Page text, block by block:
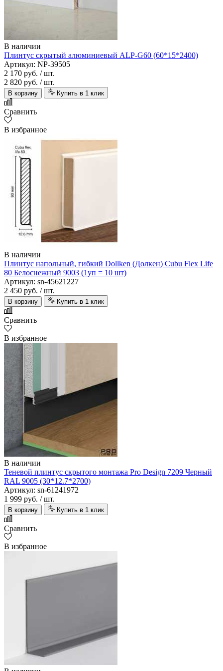
В наличии
Плинтус скрытый алюминиевый ALP-G60 (60*15*2400)
Артикул: NP-39505
2 170 руб. / шт.
2 820 руб. / шт.
В корзину Купить в 1 клик
Сравнить
В избранное
В наличии
Плинтус напольный, гибкий Dollken (Долкен) Cubu Flex Life
80 Белоснежный 9003 (1уп = 10 шт)
Артикул: sn-45621227
2 450 руб. / шт.
В корзину Купить в 1 клик
Сравнить
В избранное
В наличии
Теневой плинтус скрытого монтажа Pro Design 7209 Черный
RAL 9005 (30*12.7*2700)
Артикул: sn-61241972
1 999 руб. / шт.
В корзину Купить в 1 клик
Сравнить
В избранное